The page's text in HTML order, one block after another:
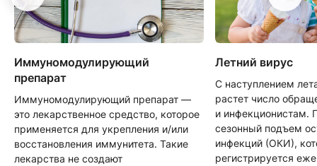
Иммуномодулирующий
препарат
Иммуномодулирующий препарат —
это лекарственное средство, которое
применяется для укрепления и/или
восстановления иммунитета. Такие
лекарства не создают
Летний вирус
С наступлением
растет число
и инфекционистам.
сезонный подъем
инфекций (ОКИ),
регистрируется